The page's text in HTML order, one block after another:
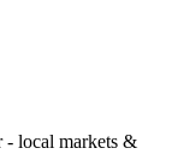
- local markets &